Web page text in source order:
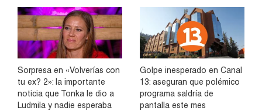
Sorpresa en «Volverías con
tu ex? 2»: la importante
noticia que Tonka le dio a
Ludmila y nadie esperaba
Golpe inesperado en Canal
13: aseguran que polémico
programa saldría de
pantalla este mes